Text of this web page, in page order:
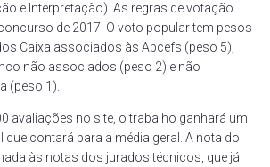
e Interpretação). As regras de votação
de 2017. O voto popular tem pesos
Caixa associados às Apcefs (peso 5),
não associados (peso 2) e não
(peso 1).
avaliações no site, o trabalho ganhará um
que contará para a média geral. A nota do
às notas dos jurados técnicos, que já